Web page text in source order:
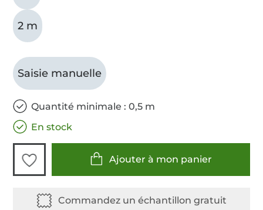
2 m
Saisie manuelle
Quantité minimale : 0,5 m
En stock
Ajouter à mon panier